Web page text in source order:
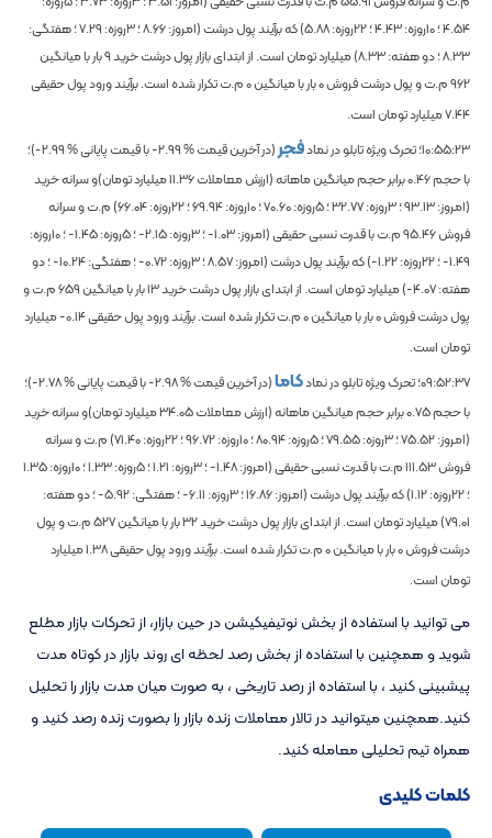
4.54؛ 10روزه: 4.43؛ 22روزه: 5.88) که برآیند پول درشت (امروز:8.66؛ 3روزه: 7.29؛ هفتگی:
8.33؛ دو هفته:8.33) میلیارد تومان است. از ابتدای بازار پول درشت خرید9بار با میانگین
962م.ت و پول درشت فروش0بار با میانگین0م.ت تکرار شده است. برآیند ورود پول حقیقی
7.44میلیارد تومان است.
10:55:23؛ تحرک ویژه تابلو در نمادفجر(در آخرین قیمت %-2.99با قیمت پایانی %-2.99)؛
با حجم0.46برابر حجم میانگین ماهانه(ارزش معاملات11.36میلیارد تومان)و سرانه خرید
(امروز:93.13؛ 3روزه: 32.77؛ 5روزه: 70.60؛ 10روزه: 69.94؛ 22روزه: 66.04) م.ت و سرانه
فروش95.46م.ت با قدرت نسبی حقیقی (امروز:-1.03؛ 3روزه: -2.15؛ 5روزه: -1.45؛ 10روزه:
-1.49؛ 22روزه: -1.22) که برآیند پول درشت (امروز:8.57؛ 3روزه: -0.72؛ هفتگی:-10.24؛ دو
هفته:-4.07) میلیارد تومان است. از ابتدای بازار پول درشت خرید13بار با میانگین659م.ت و
پول درشت فروش0بار با میانگین0م.ت تکرار شده است. برآیند ورود پول حقیقی-0.14میلیارد
تومان است.
09:52:37؛ تحرک ویژه تابلو در نمادکاما(در آخرین قیمت %-2.98با قیمت پایانی %-2.78)؛
با حجم0.75برابر حجم میانگین ماهانه(ارزش معاملات34.05میلیارد تومان)و سرانه خرید
(امروز:75.52؛ 3روزه: 79.55؛ 5روزه: 80.94؛ 10روزه: 96.72؛ 22روزه: 71.40) م.ت و سرانه
فروش111.53م.ت با قدرت نسبی حقیقی (امروز:-1.48؛ 3روزه: 1.21؛ 5روزه: 1.33؛ 10روزه:
1.35
؛ 22روزه:
1.12) که برآیند پول درشت (امروز:16.86؛ 3روزه: -6.11؛ هفتگی:-5.92؛ دو هفته:
79.01) میلیارد تومان است. از ابتدای بازار پول درشت خرید32بار با میانگین527م.ت و پول
درشت فروش0بار با میانگین0م.ت تکرار شده است. برآیند ورود پول حقیقی1.38میلیارد
تومان است.
می توانید با استفاده از بخش نوتیفیکیشن در حین بازار، از تحرکات بازار مطلع
شوید و همچنین با استفاده از بخش رصد لحظه ای روند بازار در کوتاه مدت
پیشبینی کنید ، با استفاده از رصد تاریخی ، به صورت میان مدت بازار را تحلیل
کنید.همچنین میتوانید در تالار معاملات زنده بازار را بصورت زنده رصد کنید و
همراه تیم تحلیلی معامله کنید.
کلمات کلیدی